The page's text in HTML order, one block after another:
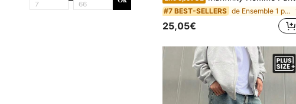
#7 BEST-SELLERS de Ensemble 1 pièce Jeans grande taille pour homme
25,05€